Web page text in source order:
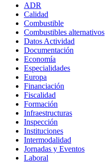
ADR
Calidad
Combustible
Combustibles alternativos
Datos Actividad
Documentación
Economía
Especialidades
Europa
Financiación
Fiscalidad
Formación
Infraestructuras
Inspección
Instituciones
Intermodalidad
Jornadas y Eventos
Laboral